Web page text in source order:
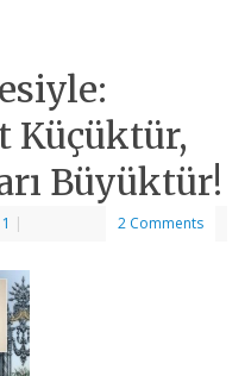
Küçüktür,
Büyüktür!
| 2 Comments